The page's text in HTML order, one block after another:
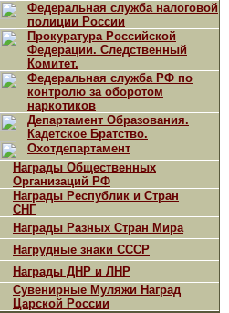
Федеральная служба налоговой
полиции России
Прокуратура Российской
Федерации. Следственный
Комитет.
Федеральная служба РФ по
контролю за оборотом
наркотиков
Департамент Образования.
Кадетское Братство.
Охотдепартамент
Награды Общественных
Организаций РФ
Награды Республик и Стран
СНГ
Награды Разных Стран Мира
Нагрудные знаки СССР
Награды ДНР и ЛНР
Сувенирные Муляжи Наград
Царской России